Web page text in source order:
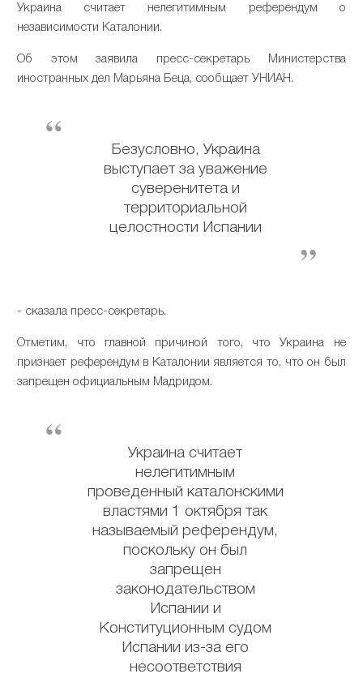
Украина считает нелегитимным референдум о
независимости Каталонии.
Об этом заявила пресс-секретарь Министерства
иностранных дел Марьяна Беца, сообщает УНИАН.
Безусловно, Украина
выступает за уважение
суверенитета и
территориальной
целостности Испании
- сказала пресс-секретарь.
Отметим, что главной причиной того, что Украина не
признает референдум в Каталонии является то, что он был
запрещен официальным Мадридом.
Украина считает
нелегитимным
проведенный каталонскими
властями 1 октября так
называемый референдум,
поскольку он был
запрещен
законодательством
Испании и
Конституционным судом
Испании из-за его
несоответствия